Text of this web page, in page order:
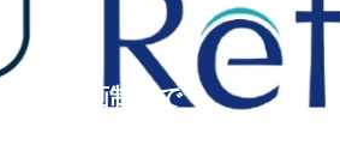
的な動画制作で
実現します